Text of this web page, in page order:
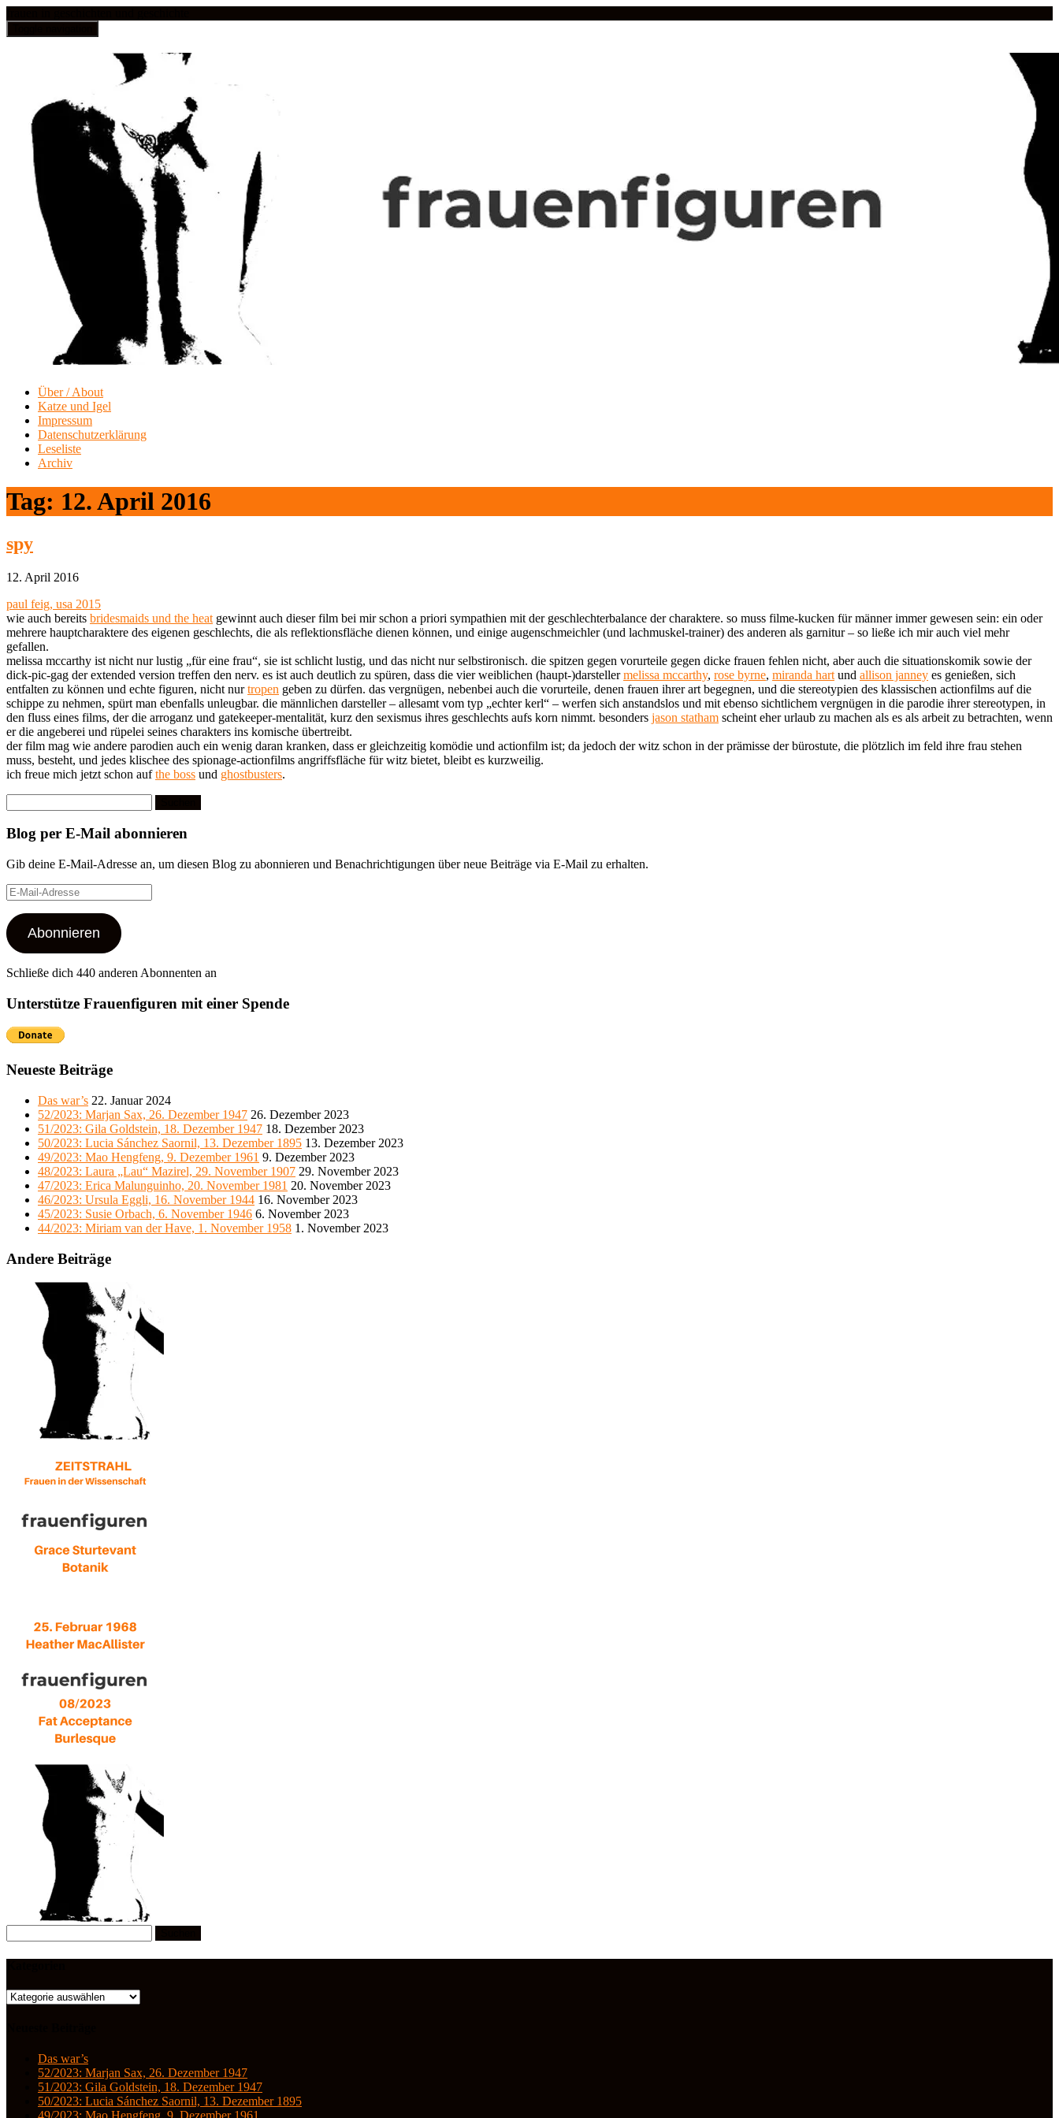
Über / About
Katze und Igel
Impressum
Datenschutzerklärung
Leseliste
Archiv
Tag: 12. April 2016
spy
12. April 2016
paul feig, usa 2015
wie auch bereits bridesmaids und the heat gewinnt auch dieser film bei mir schon a priori sympathien mit der geschlechterbalance der charaktere. so muss filme-kucken für männer immer gewesen sein: ein oder
mehrere hauptcharaktere des eigenen geschlechts, die als reflektionsfläche dienen können, und einige augenschmeichler (und lachmuskel-trainer) des anderen als garnitur – so ließe ich mir auch viel mehr
gefallen.
melissa mccarthy ist nicht nur lustig „für eine frau“, sie ist schlicht lustig, und das nicht nur selbstironisch. die spitzen gegen vorurteile gegen dicke frauen fehlen nicht, aber auch die situationskomik sowie der
dick-pic-gag der extended version treffen den nerv. es ist auch deutlich zu spüren, dass die vier weiblichen (haupt-)darstellermelissa mccarthy, rose byrne, miranda hart und allison janney es genießen, sich
entfalten zu können und echte figuren, nicht nurtropen geben zu dürfen. das vergnügen, nebenbei auch die vorurteile, denen frauen ihrer art begegnen, und die stereotypien des klassischen actionfilms auf die
schippe zu nehmen, spürt man ebenfalls unleugbar. die männlichen darsteller – allesamt vom typ „echter kerl“ – werfen sich anstandslos und mit ebenso sichtlichem vergnügen in die parodie ihrer stereotypen, in
den fluss eines films, der die arroganz und gatekeeper-mentalität, kurz den sexismus ihres geschlechts aufs korn nimmt. besonders jason statham scheint eher urlaub zu machen als es als arbeit zu betrachten, wenn
er die angeberei und rüpelei seines charakters ins komische übertreibt.
der film mag wie andere parodien auch ein wenig daran kranken, dass er gleichzeitig komödie und actionfilm ist; da jedoch der witz schon in der prämisse der bürostute, die plötzlich im feld ihre frau stehen
muss, besteht, und jedes klischee des spionage-actionfilms angriffsfläche für witz bietet, bleibt es kurzweilig.
ich freue mich jetzt schon aufthe boss und ghostbusters.
nach:
Blog per E-Mail abonnieren
Gib deine E-Mail-Adresse an, um diesen Blog zu abonnieren und Benachrichtigungen über neue Beiträge via E-Mail zu erhalten.
E-
Mail-
Adresse
Abonnieren
Schließe dich 440 anderen Abonnenten an
Unterstütze Frauenfiguren mit einer Spende
Neueste Beiträge
Das war’s 22. Januar 2024
52/2023: Marjan Sax, 26. Dezember 1947 26. Dezember 2023
51/2023: Gila Goldstein, 18. Dezember 1947 18. Dezember 2023
50/2023: Lucia Sánchez Saornil, 13. Dezember 1895 13. Dezember 2023
49/2023: Mao Hengfeng, 9. Dezember 1961 9. Dezember 2023
48/2023: Laura „Lau“ Mazirel, 29. November 1907 29. November 2023
47/2023: Erica Malunguinho, 20. November 1981 20. November 2023
46/2023: Ursula Eggli, 16. November 1944 16. November 2023
45/2023: Susie Orbach, 6. November 1946 6. November 2023
44/2023: Miriam van der Have, 1. November 1958 1. November 2023
Andere Beiträge
nach:
Kategorien
Das war’s
52/2023: Marjan Sax, 26. Dezember 1947
51/2023: Gila Goldstein, 18. Dezember 1947
50/2023: Lucia Sánchez Saornil, 13. Dezember 1895